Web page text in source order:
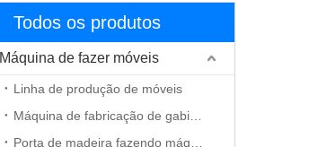
Todos os produtos
Máquina de fazer móveis
Linha de produção de móveis